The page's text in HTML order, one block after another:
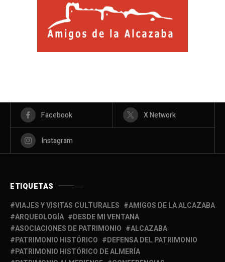
Facebook X Network
Instagram
ETIQUETAS
VIAJES Y VISITAS CULTURALES
AMIGOS DE LA ALCAZABA
ARQUEOLOGÍA
DESDE MI VENTANA
ASOCIACIONES DE PATRIMONIO
ALCAZABA
PATRIMONIO HISTÓRICO
DEFENSA DEL PATRIMONIO
PATRIMONIO HISTÓRICO DE ALMERÍA